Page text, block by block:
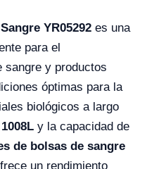
YR05292 es una
para el
sangre y productos
óptimas para la
biológicos a largo
1008L y la capacidad de
de bolsas de sangre
un rendimiento